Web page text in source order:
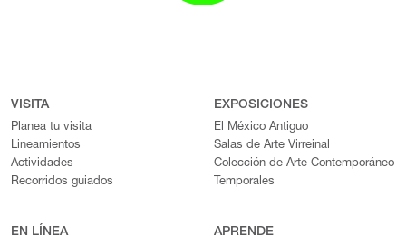
VISITA
Planea tu visita
Lineamientos
Actividades
Recorridos guiados
EXPOSICIONES
El México Antiguo
Salas de Arte Virreinal
Colección de Arte Contemporáneo
Temporales
EN LÍNEA APRENDE